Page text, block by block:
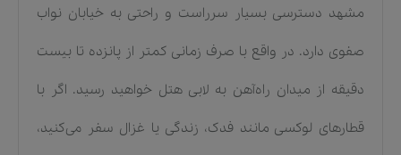
مشهد دسترسی بسیار سرراست و راحتی به خیابان نواب
صفوی دارد. در واقع با صرف زمانی کمتر از پانزده تا بیست
دقیقه از میدان راه‌آهن به لابی هتل خواهید رسید. اگر با
قطارهای لوکسی مانند فدک، زندگی یا غزال سفر می‌کنید،